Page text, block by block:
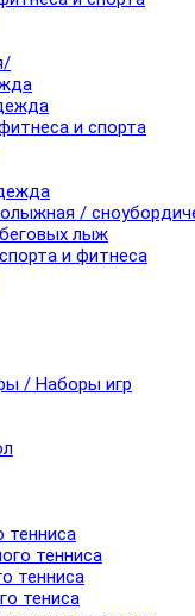
и спорта
/
лыж
и фитнеса
/ Наборы игр
тенниса
тенниса
тенниса
тениса